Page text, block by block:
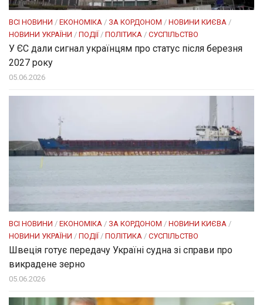
ВСІ НОВИНИ / ЕКОНОМІКА / ЗА КОРДОНОМ / НОВИНИ КИЄВА /
НОВИНИ УКРАЇНИ / ПОДІЇ/ ПОЛІТИКА / СУСПІЛЬСТВО
У ЄС дали сигнал українцям про статус після березня
2027 року
05.06.2026
ВСІ НОВИНИ / ЕКОНОМІКА / ЗА КОРДОНОМ / НОВИНИ КИЄВА /
НОВИНИ УКРАЇНИ / ПОДІЇ/ ПОЛІТИКА / СУСПІЛЬСТВО
Швеція готує передачу Україні судна зі справи про
викрадене зерно
05.06.2026